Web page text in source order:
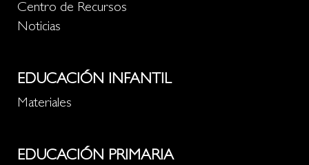
Centro de Recursos
Noticias
EDUCACIÓN INFANTIL
Materiales
EDUCACIÓN PRIMARIA